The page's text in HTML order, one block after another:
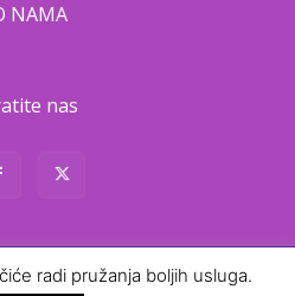
NAMA
nas
Contact
radi pružanja boljih usluga.